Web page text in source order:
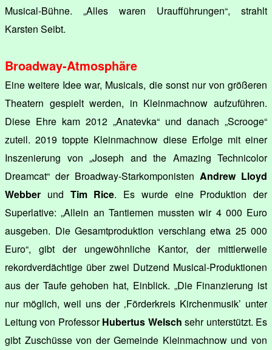
Musical-Bühne. „Alles waren Uraufführungen“, strahlt
Karsten Seibt.
Broadway-Atmosphäre
Eine weitere Idee war, Musicals, die sonst nur von größeren
Theatern gespielt werden, in Kleinmachnow aufzuführen.
Diese Ehre kam 2012 „Anatevka“ und danach „Scrooge“
zuteil. 2019 toppte Kleinmachnow diese Erfolge mit einer
Inszenierung von „Joseph and the Amazing Technicolor
Dreamcat“ der Broadway-Starkomponisten Andrew Lloyd
Webber und Tim Rice. Es wurde eine Produktion der
Superlative: „Allein an Tantiemen mussten wir 4 000 Euro
ausgeben. Die Gesamtproduktion verschlang etwa 25 000
Euro“, gibt der ungewöhnliche Kantor, der mittlerweile
rekordverdächtige über zwei Dutzend Musical-Produktionen
aus der Taufe gehoben hat, Einblick. „Die Finanzierung ist
nur möglich, weil uns der ‚Förderkreis Kirchenmusik’ unter
Leitung von ProfessorHubertus Welsch sehr unterstützt. Es
gibt Zuschüsse von der Gemeinde Kleinmachnow und von